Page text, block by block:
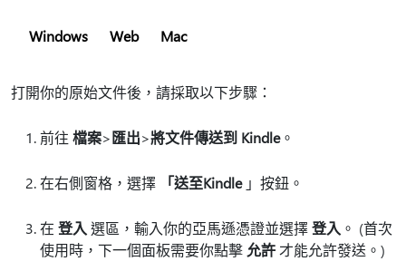
Windows Web Mac
打開你的原始文件後，請採取以下步驟：
前往 檔案>匯出>將文件傳送到 Kindle。
在右側窗格，選擇 「送至Kindle」按鈕。
在 登入 選區，輸入你的亞馬遜憑證並選擇登入 。 (首次
使用時，下一個面板需要你點擊 允許才能允許發送。)